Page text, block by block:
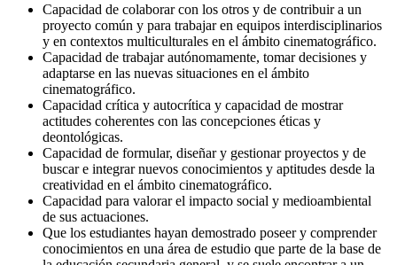
Capacidad de colaborar con los otros y de contribuir a un
proyecto común y para trabajar en equipos interdisciplinarios
y en contextos multiculturales en el ámbito cinematográfico.
Capacidad de trabajar autónomamente, tomar decisiones y
adaptarse en las nuevas situaciones en el ámbito
cinematográfico.
Capacidad crítica y autocrítica y capacidad de mostrar
actitudes coherentes con las concepciones éticas y
deontológicas.
Capacidad de formular, diseñar y gestionar proyectos y de
buscar e integrar nuevos conocimientos y aptitudes desde la
creatividad en el ámbito cinematográfico.
Capacidad para valorar el impacto social y medioambiental
de sus actuaciones.
Que los estudiantes hayan demostrado poseer y comprender
conocimientos en una área de estudio que parte de la base de